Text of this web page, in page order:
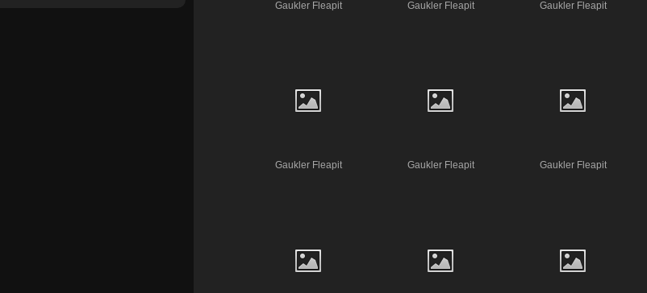
Gaukler Fleapit Gaukler Fleapit Gaukler Fleapit
Gaukler Fleapit Gaukler Fleapit Gaukler Fleapit